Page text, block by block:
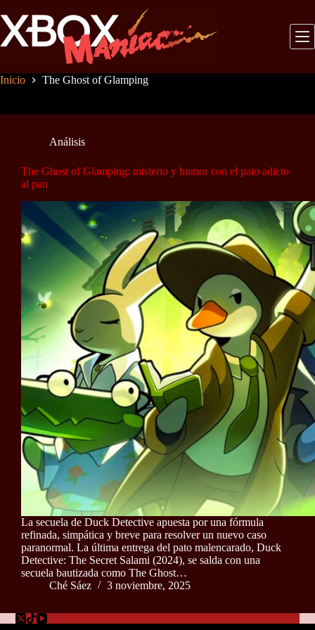
al
contenido
Inicio The Ghost of Glamping
Análisis
The Ghost of Glamping: misterio y humor con el pato adicto
al pan
La secuela de Duck Detective apuesta por una fórmula
refinada, simpática y breve para resolver un nuevo caso
paranormal. La última entrega del pato malencarado, Duck
Detective: The Secret Salami (2024), se salda con una
secuela bautizada como The Ghost…
Ché Sáez
3 noviembre, 2025